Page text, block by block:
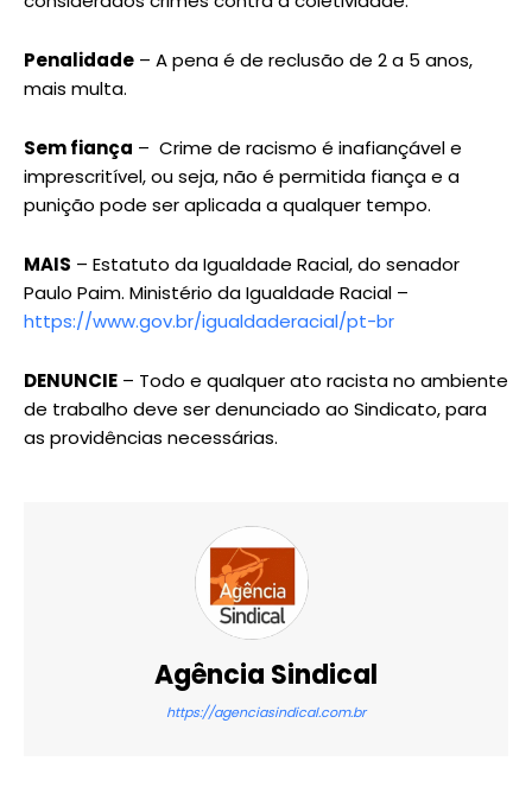
Penalidade – A pena é de reclusão de 2 a 5 anos,
mais multa.
Sem fiança – Crime de racismo é inafiançável e
imprescritível, ou seja, não é permitida fiança e a
punição pode ser aplicada a qualquer tempo.
MAIS – Estatuto da Igualdade Racial, do senador
Paulo Paim. Ministério da Igualdade Racial –
https://www.gov.br/igualdaderacial/pt-br
DENUNCIE – Todo e qualquer ato racista no ambiente
de trabalho deve ser denunciado ao Sindicato, para
as providências necessárias.
Agência Sindical
https://agenciasindical.com.br